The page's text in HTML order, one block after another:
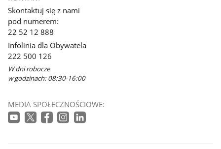
Skontaktuj się z nami
pod numerem:
22 52 12 888
Infolinia dla Obywatela
222 500 126
W dni robocze
w godzinach: 08:30-16:00
MEDIA SPOŁECZNOŚCIOWE: